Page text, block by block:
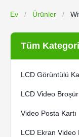
Ev / Ürünler /
Tüm
LCD Görüntülü
LCD Video Broşür
Video Posta Kartı
LCD Ekran Video